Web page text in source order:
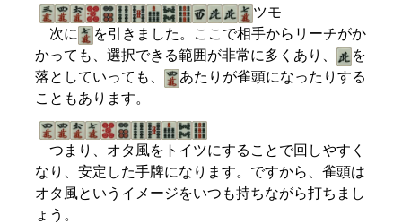
ツモ
次に
を引きました。ここで相手からリーチがか
かっても、選択できる範囲が非常に多くあり、
を
落としていっても、
あたりが雀頭になったりする
こともあります。
つまり、オタ風をトイツにすることで回しやすく
なり、安定した手牌になります。ですから、雀頭は
オタ風というイメージをいつも持ちながら打ちまし
ょう。